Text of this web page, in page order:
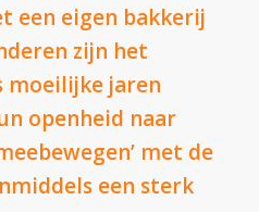
een eigen bakkerij
zijn het
moeilijke jaren
openheid naar
met de
een sterk